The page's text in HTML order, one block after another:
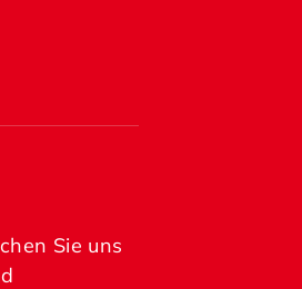
Sie uns